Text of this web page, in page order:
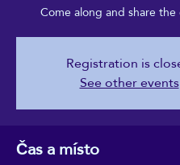
Come along and share
Registration is
See other events
Čas a místo